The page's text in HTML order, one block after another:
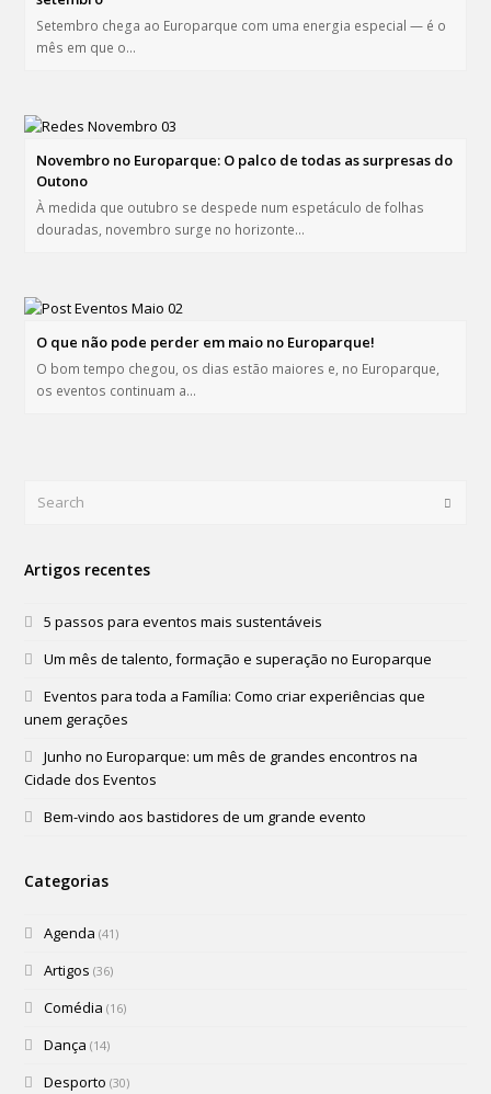
Setembro chega ao Europarque com uma energia especial — é o
mês em que o…
Novembro no Europarque: O palco de todas as surpresas do
Outono
À medida que outubro se despede num espetáculo de folhas
douradas, novembro surge no horizonte…
O que não pode perder em maio no Europarque!
O bom tempo chegou, os dias estão maiores e, no Europarque,
os eventos continuam a…
Artigos recentes
5 passos para eventos mais sustentáveis
Um mês de talento, formação e superação no Europarque
Eventos para toda a Família: Como criar experiências que
unem gerações
Junho no Europarque: um mês de grandes encontros na
Cidade dos Eventos
Bem-vindo aos bastidores de um grande evento
Categorias
Agenda (41)
Artigos (36)
Comédia (16)
Dança (14)
Desporto (30)